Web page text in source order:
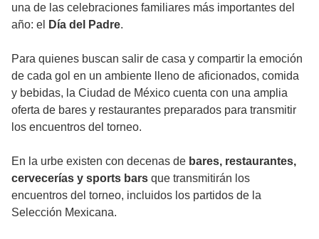
una de las celebraciones familiares más importantes del
año: el
Día del Padre.
Para quienes buscan salir de casa y compartir la emoción
de cada gol en un ambiente lleno de aficionados, comida
y bebidas, la Ciudad de México cuenta con una amplia
oferta de bares y restaurantes preparados para transmitir
los encuentros del torneo.
En la urbe existen con decenas de bares, restaurantes,
cervecerías y sports bars que transmitirán los
encuentros del torneo, incluidos los partidos de la
Selección Mexicana.